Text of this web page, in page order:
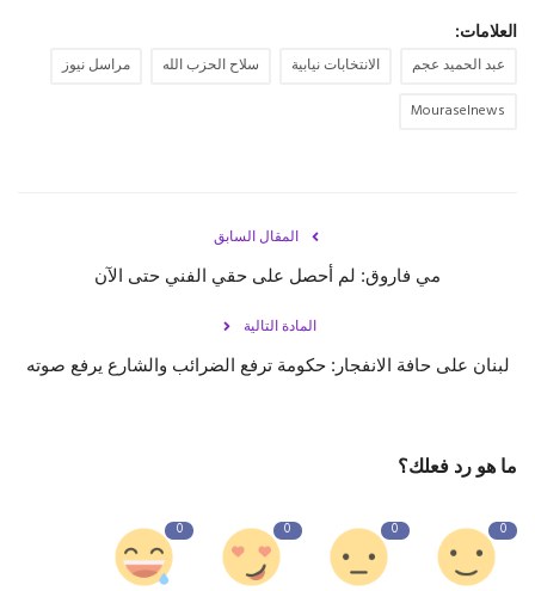
العلامات:
عبد الحميد عجم الانتخابات نيابية سلاح الحزب الله
مراسل نيوز
Mouraselnews
المقال السابق
مي فاروق: لم أحصل على حقي الفني حتى الآن
المادة التالية
لبنان على حافة الانفجار: حكومة ترفع الضرائب والشارع يرفع صوته
ما هو رد فعلك؟
0
0
0
0